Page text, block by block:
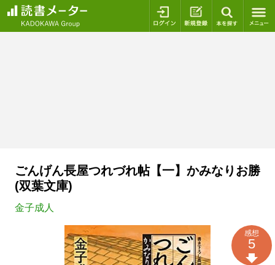
ログイン 新規登録
ごんげん長屋つれづれ帖【一】かみなりお勝
(双葉文庫)
金子成人
感想
5